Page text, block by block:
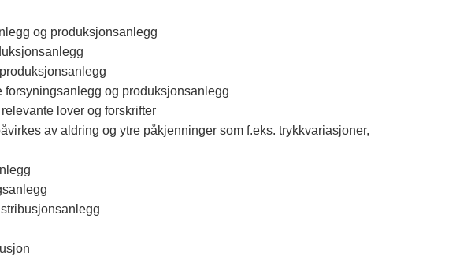
og produksjonsanlegg
og produksjonsanlegg
lover og forskrifter
av aldring og ytre påkjenninger som f.eks. trykkvariasjoner,